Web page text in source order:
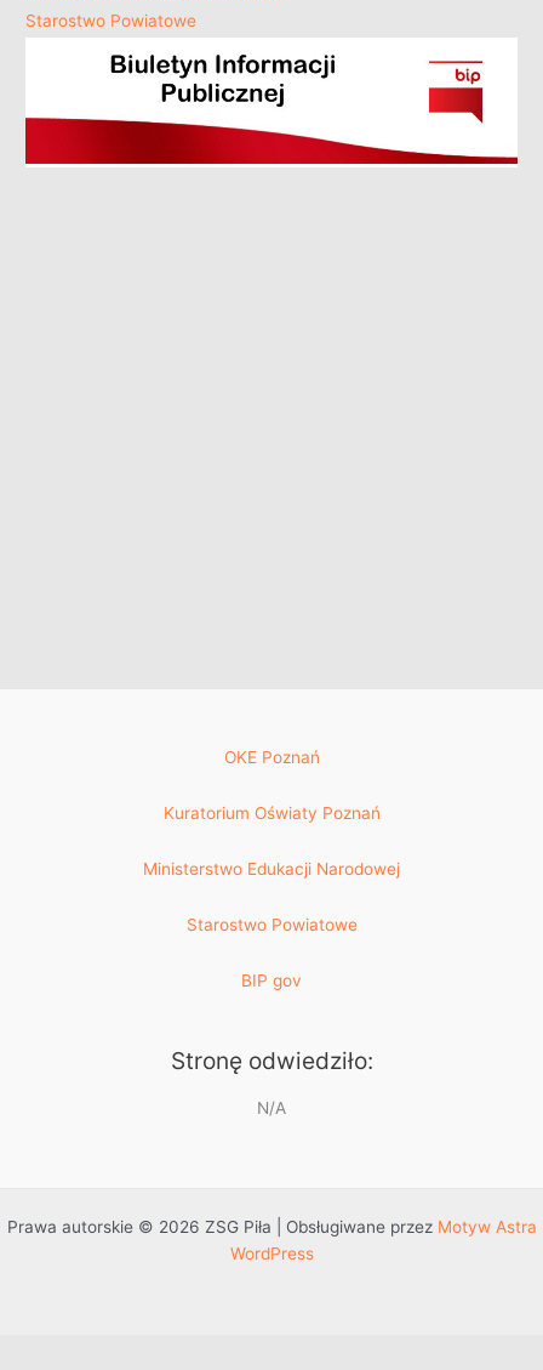
Starostwo Powiatowe
OKE Poznań
Kuratorium Oświaty Poznań
Ministerstwo Edukacji Narodowej
Starostwo Powiatowe
BIP gov
Stronę odwiedziło:
N/A
Prawa autorskie © 2026 ZSG Piła | Obsługiwane przez Motyw Astra
WordPress